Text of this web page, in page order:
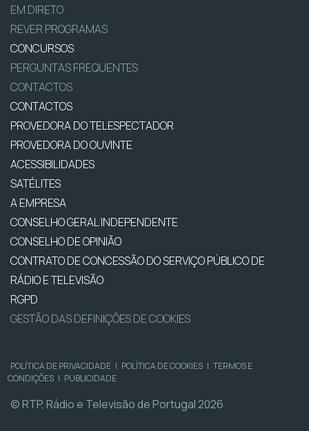
EM DIRETO
REVER PROGRAMAS
CONCURSOS
PERGUNTAS FREQUENTES
CONTACTOS
CONTACTOS
PROVEDORA DO TELESPECTADOR
PROVEDORA DO OUVINTE
ACESSIBILIDADES
SATÉLITES
A EMPRESA
CONSELHO GERAL INDEPENDENTE
CONSELHO DE OPINIÃO
CONTRATO DE CONCESSÃO DO SERVIÇO PÚBLICO DE
RÁDIO E TELEVISÃO
RGPD
GESTÃO DAS DEFINIÇÕES DE COOKIES
POLÍTICA DE PRIVACIDADE | POLÍTICA DE COOKIES | TERMOS E
CONDIÇÕES | PUBLICIDADE
© RTP, Rádio e Televisão de Portugal 2026